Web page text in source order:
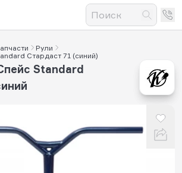
Рули
Стардаст 71 (синий)
Standard